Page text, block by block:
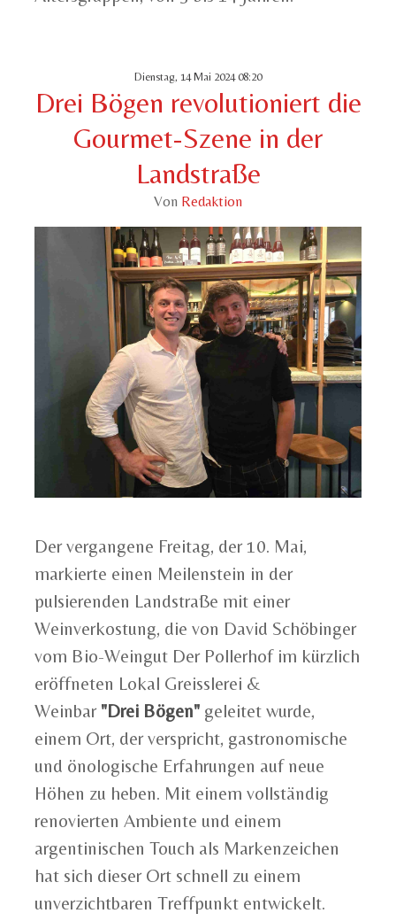
Dienstag, 14 Mai 2024 08:20
Drei Bögen revolutioniert die
Gourmet-Szene in der
Landstraße
Von Redaktion
Der vergangene Freitag, der 10. Mai,
markierte einen Meilenstein in der
pulsierenden Landstraße mit einer
Weinverkostung, die von David Schöbinger
vom Bio-Weingut Der Pollerhof im kürzlich
eröffneten Lokal Greisslerei &
Weinbar "Drei Bögen" geleitet wurde,
einem Ort, der verspricht, gastronomische
und önologische Erfahrungen auf neue
Höhen zu heben. Mit einem vollständig
renovierten Ambiente und einem
argentinischen Touch als Markenzeichen
hat sich dieser Ort schnell zu einem
unverzichtbaren Treffpunkt entwickelt.